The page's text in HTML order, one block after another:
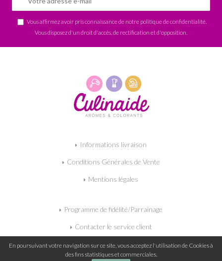
Vous affirmez avoir pris connaissance de notre politique de confidentialité
Vous disposez d'un droit d'accès, de rectification et d'opposition.
Informations livraison
Conditions Générales de Vente
Mentions légales
Programme de fidélité/Parrainage
Contacter le service client
Mon panier
En poursuivant votre navigation sur ce site, vous acceptez l'utilisation de Cookies à
des fins statistiques et commerciales.